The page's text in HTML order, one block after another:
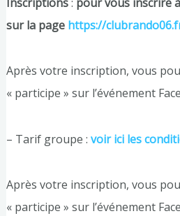
sur la page https://
Après votre inscription, vous
« participe » sur l’événement
– Tarif groupe : voir ici les
Après votre inscription, vous
« participe » sur l’événement